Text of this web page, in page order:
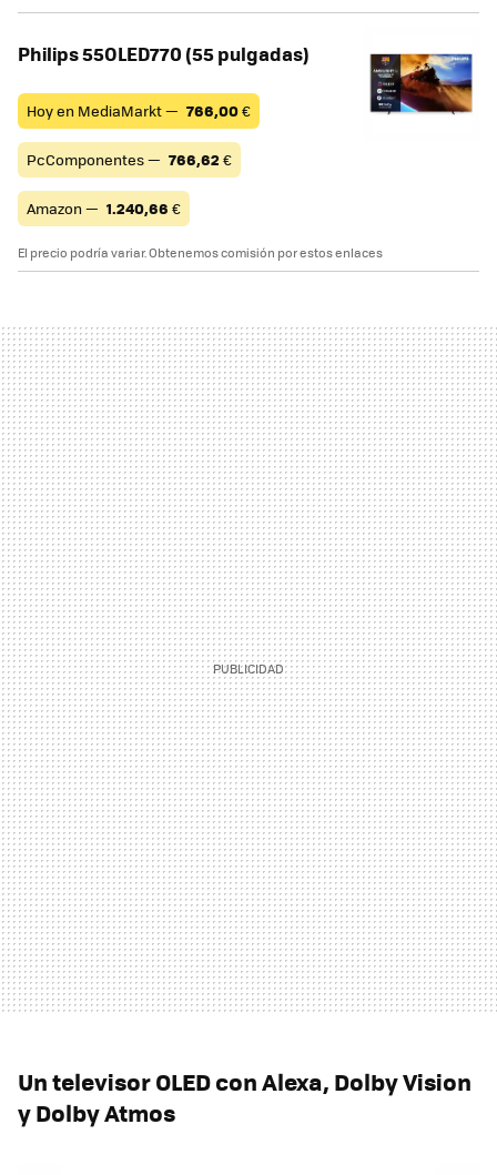
Philips 55OLED770 (55 pulgadas)
Hoy en MediaMarkt — 766,00€
PcComponentes — 766,62 €
Amazon — 1.240,66 €
El precio podría variar. Obtenemos comisión por estos enlaces
Un televisor OLED con Alexa, Dolby Vision
y Dolby Atmos